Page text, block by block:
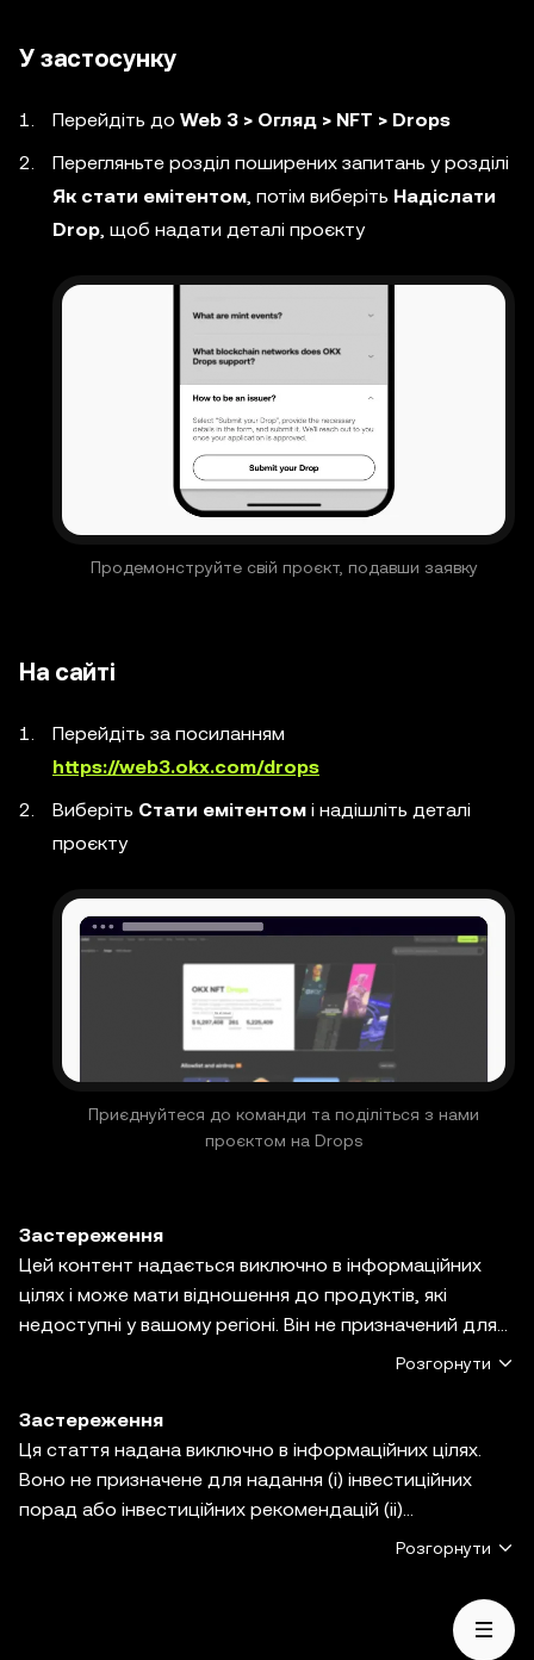
У застосунку
Перейдіть до Web 3 > Огляд > NFT > Drops
Перегляньте розділ поширених запитань у розділі
Як стати емітентом, потім виберіть Надіслати
Drop, щоб надати деталі проєкту
Продемонструйте свій проєкт, подавши заявку
На сайті
Перейдіть за посиланням
https://web3.okx.com/drops
Виберіть Стати емітентом і надішліть деталі
проєкту
Приєднуйтеся до команди та поділіться з нами
проєктом на Drops
Застереження
Цей контент надається виключно в інформаційних
цілях і може мати відношення до продуктів, які
недоступні у вашому регіоні. Він не призначений для
надання (i) порад або рекомендацій щодо
продати або володіти криптовалютними/цифровими
активами, або (iii) фінансових, бухгалтерських,
юридичних або податкових консультацій.
Криптовалютні/цифрові активи, включаючи
ризику та можуть бути волатильними. Ви повинні
володіння ними з огляду на свій фінансовий стан.
Розгорнути
Застереження
Ця стаття надана виключно в інформаційних цілях.
Воно не призначене для надання (i) інвестиційних
порад або інвестиційних рекомендацій (ii)
пропозицій, заохочень або спонукань до купівлі,
податкових консультацій. Цифрові активи, у тому
Розгорнути